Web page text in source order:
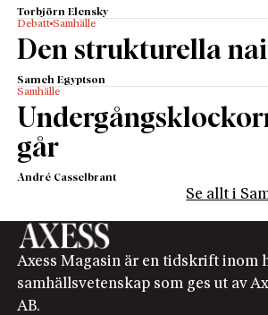
Torbjörn Elensky
Debatt Samhälle
Den strukturella
Sameh Egyptson
Samhälle
går
André Casselbrant
Se allt i
Axess Magasin är en tidskrift inom
samhällsvetenskap som ges ut av
AB.